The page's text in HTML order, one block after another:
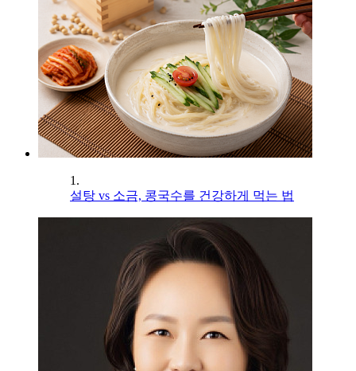
1.
설탕 vs 소금, 콩국수를 건강하게 먹는 법